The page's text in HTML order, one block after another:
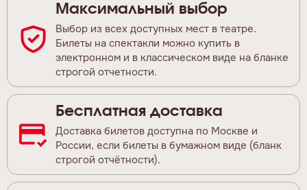
Максимальный выбор
Выбор из всех доступных мест в театре.
Билеты на спектакли можно купить в
электронном и в классическом виде на бланке
строгой отчетности.
Бесплатная доставка
Доставка билетов доступна по Москве и
России, если билеты в бумажном виде (бланк
строгой отчётности).